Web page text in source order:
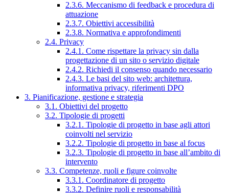
2.3.6. Meccanismo di feedback e procedura di
attuazione
2.3.7. Obiettivi accessibilità
2.3.8. Normativa e approfondimenti
2.4. Privacy
2.4.1. Come rispettare la privacy sin dalla
progettazione di un sito o servizio digitale
2.4.2. Richiedi il consenso quando necessario
2.4.3. Le basi del sito web: architettura,
informativa privacy, riferimenti DPO
3. Pianificazione, gestione e strategia
3.1. Obiettivi del progetto
3.2. Tipologie di progetti
3.2.1. Tipologie di progetto in base agli attori
coinvolti nel servizio
3.2.2. Tipologie di progetto in base al focus
3.2.3. Tipologie di progetto in base all’ambito di
intervento
3.3. Competenze, ruoli e figure coinvolte
3.3.1. Coordinatore di progetto
3.3.2. Definire ruoli e responsabilità